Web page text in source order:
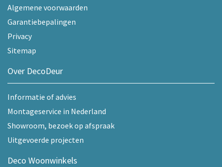
Algemene voorwaarden
Garantiebepalingen
Privacy
Sitemap
Over DecoDeur
Informatie of advies
Montageservice in Nederland
Showroom, bezoek op afspraak
Uitgevoerde projecten
Deco Woonwinkels